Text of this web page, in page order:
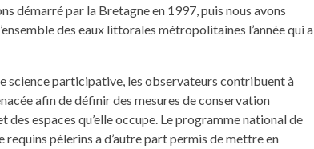
démarré par la Bretagne en 1997, puis nous avons
des eaux littorales métropolitaines l’année qui a
science participative, les observateurs contribuent à
afin de définir des mesures de conservation
des espaces qu’elle occupe. Le programme national de
pèlerins a d’autre part permis de mettre en